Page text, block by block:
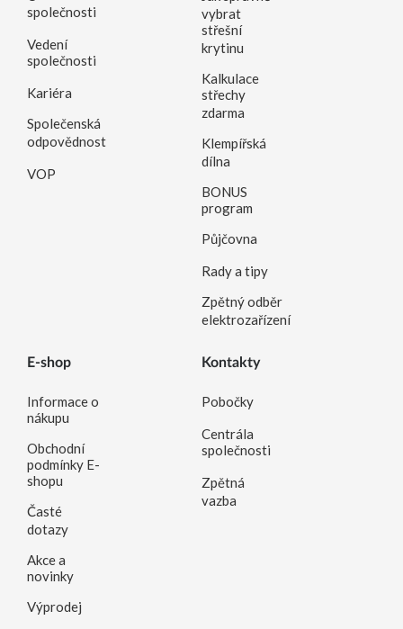
společnosti
Vedení
společnosti
Kariéra
Společenská
odpovědnost
VOP
vybrat
střešní
krytinu
Kalkulace
střechy
zdarma
Klempířská
dílna
BONUS
program
Půjčovna
Rady a tipy
Zpětný odběr
elektrozařízení
E-shop
Informace o
nákupu
Obchodní
podmínky E-
shopu
Časté
dotazy
Akce a
novinky
Výprodej
Kontakty
Pobočky
Centrála
společnosti
Zpětná
vazba